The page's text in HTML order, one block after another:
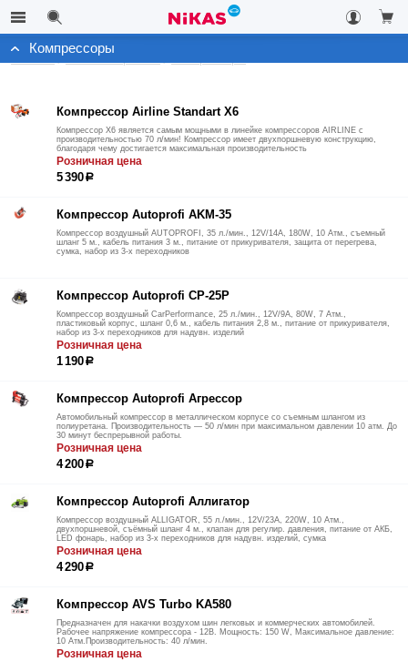
Автоэлектроника
Компрессоры
Компрессор Airline Standart X6
Компрессор X6 является самым мощными в линейке компрессоров AIRLINE с
производительностью 70 л/мин! Компрессор имеет двухпоршневую конструкцию,
благодаря чему достигается максимальная производительность
Розничная цена
5 390р
Компрессор Autoprofi AKM-35
Компрессор воздушный AUTOPROFI, 35 л./мин., 12V/14A, 180W, 10 Атм., съемный
шланг 5 м., кабель питания 3 м., питание от прикуривателя, защита от перегрева,
сумка, набор из 3-х переходников
Компрессор Autoprofi CP-25P
Компрессор воздушный CarPerformance, 25 л./мин., 12V/9A, 80W, 7 Атм.,
пластиковый корпус, шланг 0,6 м., кабель питания 2,8 м., питание от прикуривателя,
набор из 3-х переходников для надувн. изделий
Розничная цена
1 190р
Компрессор Autoprofi Агрессор
Автомобильный компрессор в металлическом корпусе со съемным шлангом из
полиуретана. Производительность — 50 л/мин при максимальном давлении 10 атм. До
30 минут беспрерывной работы.
Розничная цена
4 200р
Компрессор Autoprofi Аллигатор
Компрессор воздушный ALLIGATOR, 55 л./мин., 12V/23A, 220W, 10 Атм.,
двухпоршневой, съёмный шланг 4 м., клапан для регулир. давления, питание от АКБ,
LED фонарь, набор из 3-х переходников для надувн. изделий, сумка
Розничная цена
4 290р
Компрессор AVS Turbo KA580
Предназначен для накачки воздухом шин легковых и коммерческих автомобилей.
Рабочее напряжение компрессора - 12В. Мощность: 150 W, Максимальное давление:
10 Атм.Производительность: 40 л/мин.
Розничная цена